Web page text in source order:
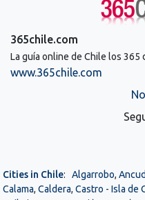
365chile.com
La guía online de Chile los 365
www.365chile.com
Cities in Chile: Algarrobo,
Calama, Caldera, Castro - Isla de